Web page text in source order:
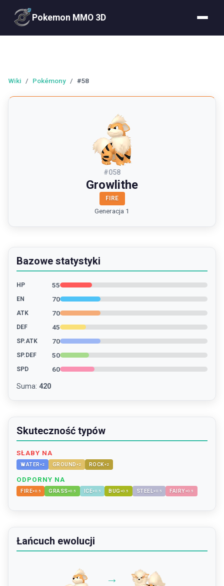
Pokemon MMO 3D
Wiki / Pokémony / #58
#058
Growlithe
FIRE
Generacja 1
Bazowe statystyki
HP 55
EN 70
ATK 70
DEF 45
SP.ATK 70
SP.DEF 50
SPD 60
Suma: 420
Skuteczność typów
SŁABY NA
WATER ×2 GROUND ×2 ROCK×2
ODPORNY NA
FIRE×0.5 GRASS×0.5 ICE×0.5 BUG ×0.5 STEEL×0.5 FAIRY×0.5
Łańcuch ewolucji
→